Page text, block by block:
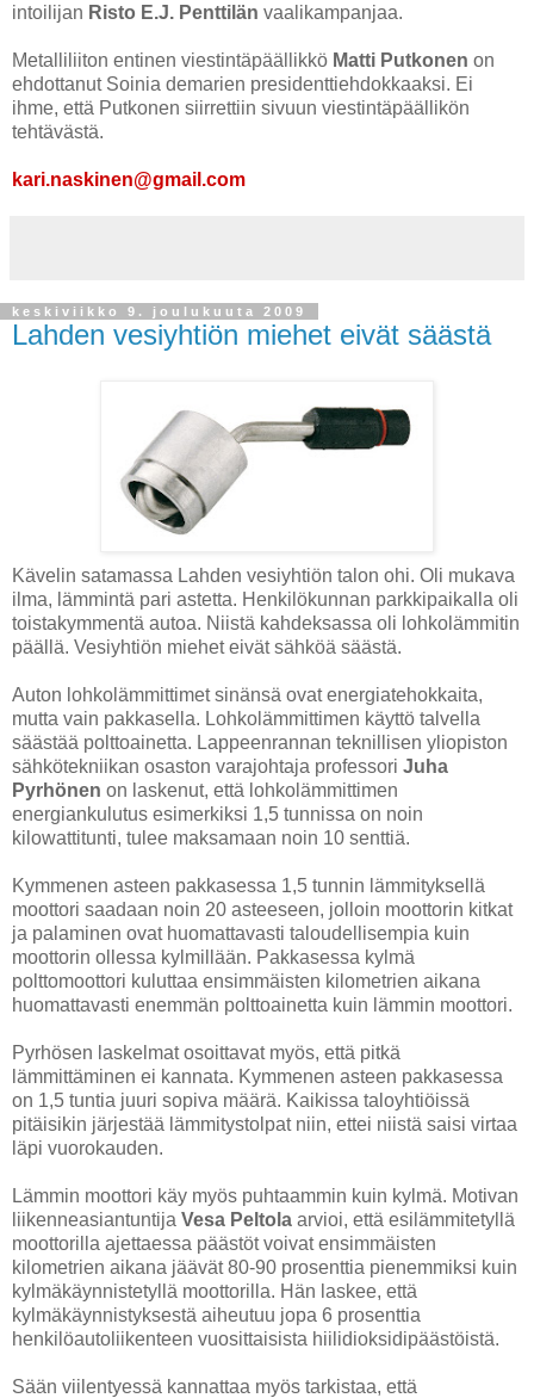
intoilijan Risto E.J. Penttilän vaalikampanjaa.
Metalliliiton entinen viestintäpäällikkö Matti Putkonen on
ehdottanut Soinia demarien presidenttiehdokkaaksi. Ei
ihme, että Putkonen siirrettiin sivuun viestintäpäällikön
tehtävästä.
kari.naskinen@gmail.com
keskiviikko 9. joulukuuta 2009
Lahden vesiyhtiön miehet eivät säästä
Kävelin satamassa Lahden vesiyhtiön talon ohi. Oli mukava
ilma, lämmintä pari astetta. Henkilökunnan parkkipaikalla oli
toistakymmentä autoa. Niistä kahdeksassa oli lohkolämmitin
päällä. Vesiyhtiön miehet eivät sähköä säästä.
Auton lohkolämmittimet sinänsä ovat energiatehokkaita,
mutta vain pakkasella. Lohkolämmittimen käyttö talvella
säästää polttoainetta. Lappeenrannan teknillisen yliopiston
sähkötekniikan osaston varajohtaja professori Juha
Pyrhönen on laskenut, että lohkolämmittimen
energiankulutus esimerkiksi 1,5 tunnissa on noin
kilowattitunti, tulee maksamaan noin 10 senttiä.
Kymmenen asteen pakkasessa 1,5 tunnin lämmityksellä
moottori saadaan noin 20 asteeseen, jolloin moottorin kitkat
ja palaminen ovat huomattavasti taloudellisempia kuin
moottorin ollessa kylmillään. Pakkasessa kylmä
polttomoottori kuluttaa ensimmäisten kilometrien aikana
huomattavasti enemmän polttoainetta kuin lämmin moottori.
Pyrhösen laskelmat osoittavat myös, että pitkä
lämmittäminen ei kannata. Kymmenen asteen pakkasessa
on 1,5 tuntia juuri sopiva määrä. Kaikissa taloyhtiöissä
pitäisikin järjestää lämmitystolpat niin, ettei niistä saisi virtaa
läpi vuorokauden.
Lämmin moottori käy myös puhtaammin kuin kylmä. Motivan
liikenneasiantuntija Vesa Peltola arvioi, että esilämmitetyllä
moottorilla ajettaessa päästöt voivat ensimmäisten
kilometrien aikana jäävät 80-90 prosenttia pienemmiksi kuin
kylmäkäynnistetyllä moottorilla. Hän laskee, että
kylmäkäynnistyksestä aiheutuu jopa 6 prosenttia
henkilöautoliikenteen vuosittaisista hiilidioksidipäästöistä.
Sään viilentyessä kannattaa myös tarkistaa, että